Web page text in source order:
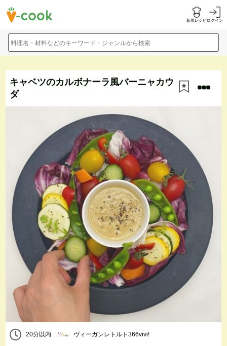
新着レシピログイン
料理名・材料などのキーワード・ジャンルから検索
キャベツのカルボナーラ風バーニャカウ
ダ
20分以内 ヴィーガンレトルト366vivi!